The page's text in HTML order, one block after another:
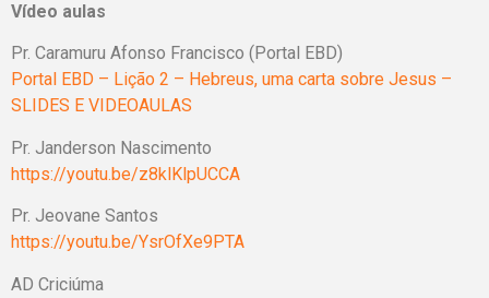
Vídeo aulas
Pr. Caramuru Afonso Francisco (Portal EBD)
Portal EBD – Lição 2 – Hebreus, uma carta sobre Jesus –
SLIDES E VIDEOAULAS
Pr. Janderson Nascimento
https://youtu.be/z8klKlpUCCA
Pr. Jeovane Santos
https://youtu.be/YsrOfXe9PTA
AD Criciúma